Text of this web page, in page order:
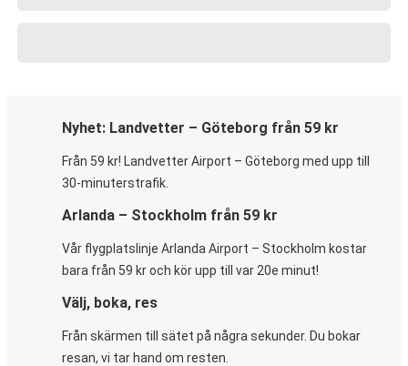
Nyhet: Landvetter – Göteborg från 59 kr
Från 59 kr! Landvetter Airport – Göteborg med upp till
30-minuterstrafik.
Arlanda – Stockholm från 59 kr
Vår flygplatslinje Arlanda Airport – Stockholm kostar
bara från 59 kr och kör upp till var 20e minut!
Välj, boka, res
Från skärmen till sätet på några sekunder. Du bokar
resan, vi tar hand om resten.